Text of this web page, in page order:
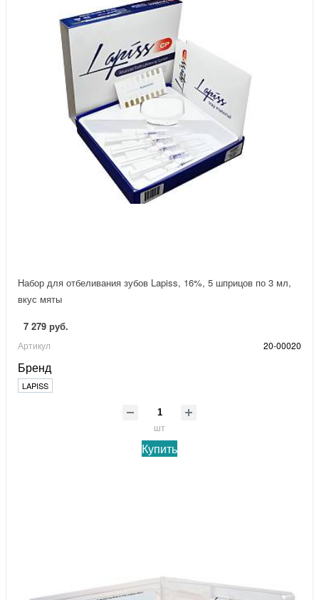
Набор для отбеливания зубов Lapiss, 16%, 5 шприцов по 3 мл,
вкус мяты
7 279 руб.
Артикул 20-00020
Бренд
LAPISS
шт
Купить